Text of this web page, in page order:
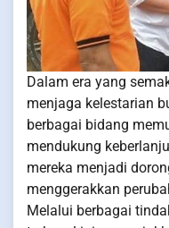
Dalam era yang
menjaga kelestarian
berbagai bidang
mendukung
mereka menjadi
menggerakkan
Melalui berbagai